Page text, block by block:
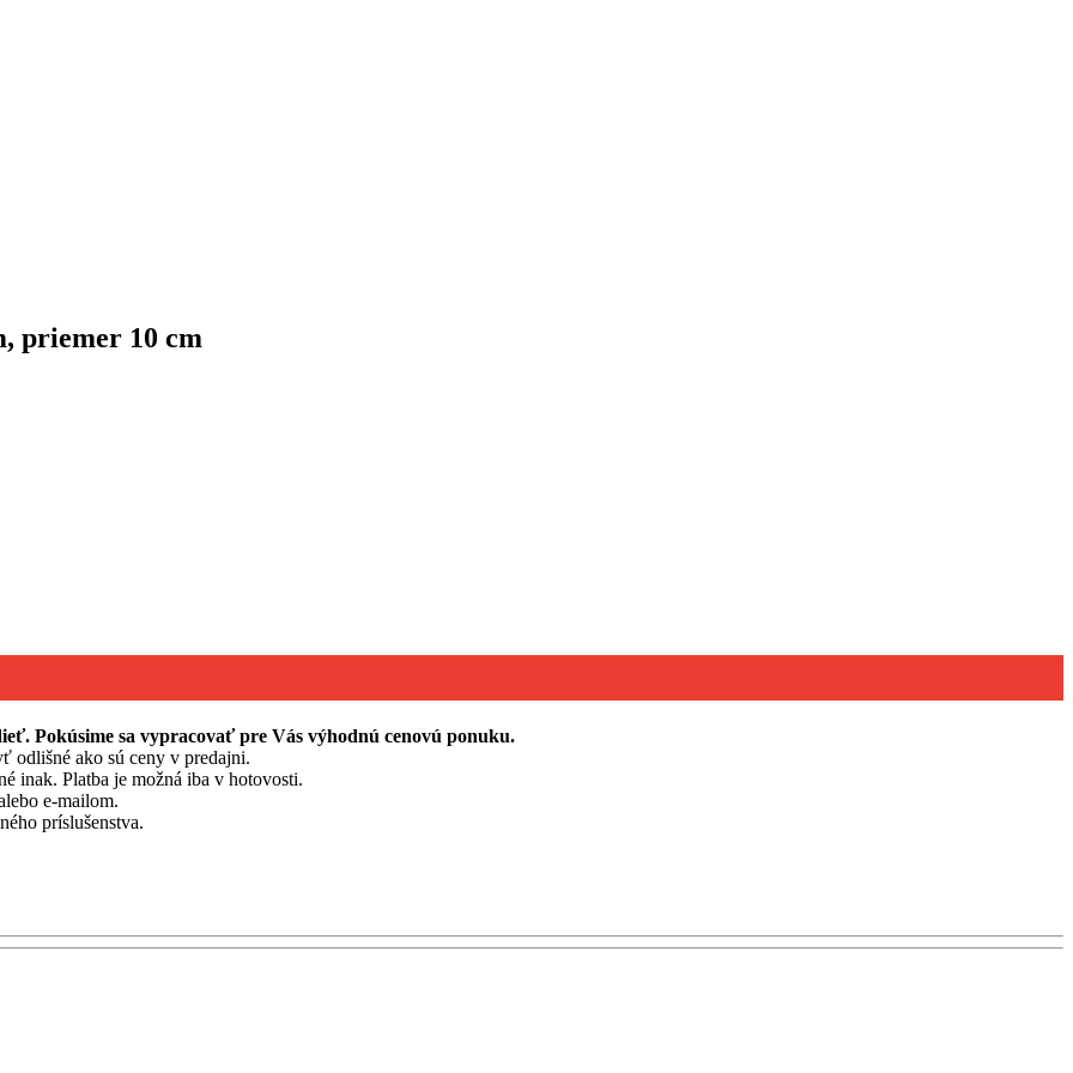
priemer 10 cm
Pokúsime sa vypracovať pre Vás výhodnú cenovú ponuku.
odlišné ako sú ceny v predajni.
inak. Platba je možná iba v hotovosti.
e-mailom.
príslušenstva.